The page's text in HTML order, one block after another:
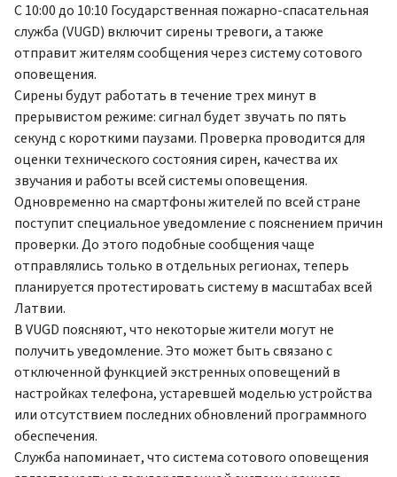
С 10:00 до 10:10 Государственная пожарно-спасательная
служба (VUGD) включит сирены тревоги, а также
отправит жителям сообщения через систему сотового
оповещения.
Сирены будут работать в течение трех минут в
прерывистом режиме: сигнал будет звучать по пять
секунд с короткими паузами. Проверка проводится для
оценки технического состояния сирен, качества их
звучания и работы всей системы оповещения.
Одновременно на смартфоны жителей по всей стране
поступит специальное уведомление с пояснением причин
проверки. До этого подобные сообщения чаще
отправлялись только в отдельных регионах, теперь
планируется протестировать систему в масштабах всей
Латвии.
В VUGD поясняют, что некоторые жители могут не
получить уведомление. Это может быть связано с
отключенной функцией экстренных оповещений в
настройках телефона, устаревшей моделью устройства
или отсутствием последних обновлений программного
обеспечения.
Служба напоминает, что система сотового оповещения